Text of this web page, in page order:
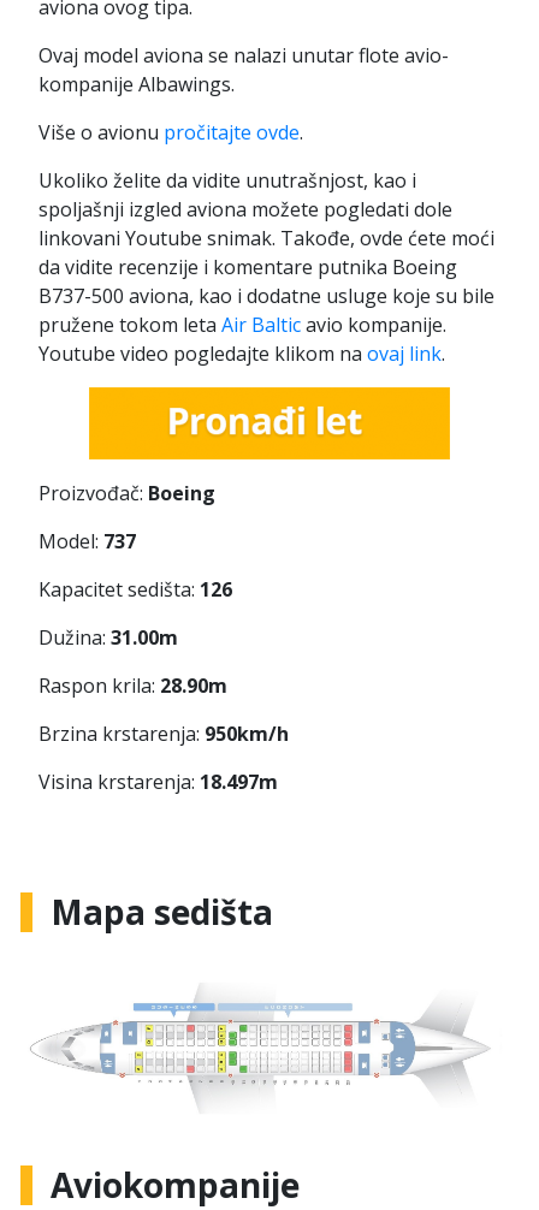
aviona ovog tipa.
Ovaj model aviona se nalazi unutar flote avio-
kompanije Albawings.
Više o avionu pročitajte ovde.
Ukoliko želite da vidite unutrašnjost, kao i
spoljašnji izgled aviona možete pogledati dole
linkovani Youtube snimak. Takođe, ovde ćete moći
da vidite recenzije i komentare putnika Boeing
B737-500 aviona, kao i dodatne usluge koje su bile
pružene tokom leta Air Balticavio kompanije.
Youtube video pogledajte klikom na ovaj link.
Proizvođač: Boeing
Model: 737
Kapacitet sedišta: 126
Dužina: 31.00m
Raspon krila: 28.90m
Brzina krstarenja: 950km/h
Visina krstarenja: 18.497m
Mapa sedišta
Aviokompanije